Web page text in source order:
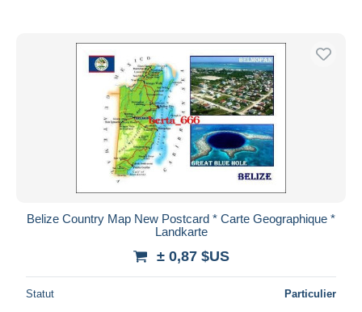
Belize Country Map New Postcard * Carte Geographique *
Landkarte
± 0,87 $US
Statut Particulier